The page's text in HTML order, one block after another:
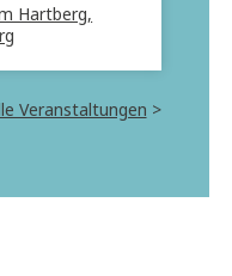
Hartberg,
Veranstaltungen >